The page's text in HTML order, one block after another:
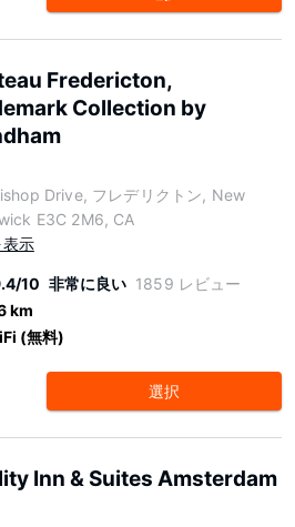
Fredericton,
Collection by
Drive, フレデリクトン, New
E3C 2M6, CA
示
10 非常に良い 1859 レビュー
km
(無料)
選択
Inn & Suites Amsterdam